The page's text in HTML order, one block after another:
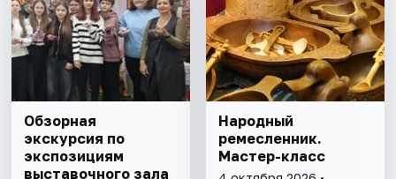
Обзорная
экскурсия по
экспозициям
выставочного зала
Народный
ремесленник.
Мастер-класс